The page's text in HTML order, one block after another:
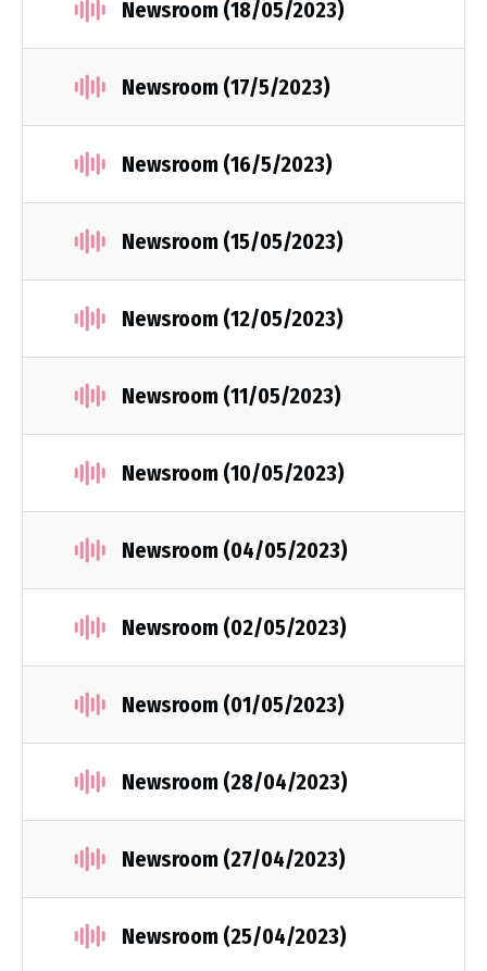
Newsroom (18/05/2023)
Newsroom (17/5/2023)
Newsroom (16/5/2023)
Newsroom (15/05/2023)
Newsroom (12/05/2023)
Newsroom (11/05/2023)
Newsroom (10/05/2023)
Newsroom (04/05/2023)
Newsroom (02/05/2023)
Newsroom (01/05/2023)
Newsroom (28/04/2023)
Newsroom (27/04/2023)
Newsroom (25/04/2023)